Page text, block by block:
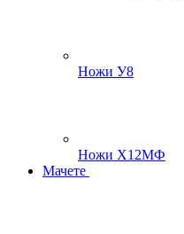
Ножи У8
Ножи Х12МФ
Мачете